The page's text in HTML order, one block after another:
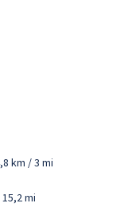
km / 3 mi
mi